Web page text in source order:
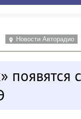
Новости Авторадио
появятся